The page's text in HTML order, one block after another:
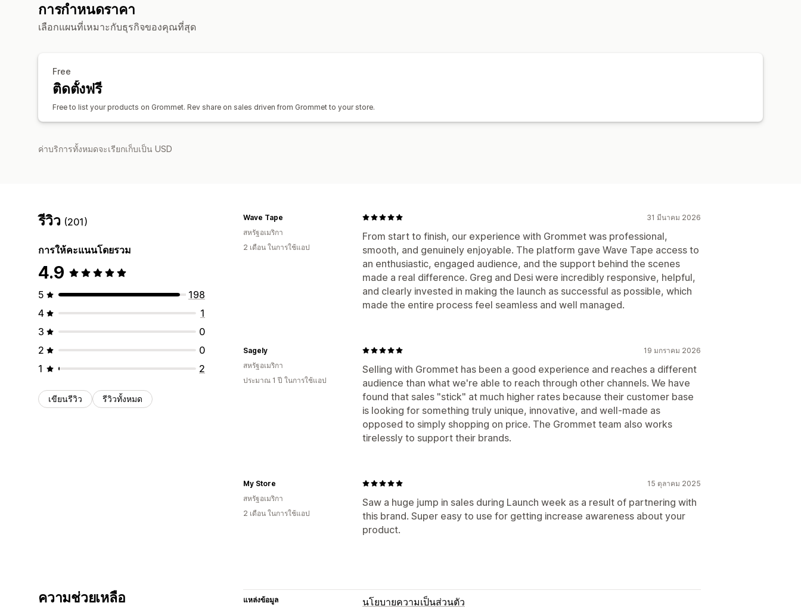
การกำหนดราคา
เลือกแผนที่เหมาะกับธุรกิจของคุณที่สุด
Free
ติดตั้งฟรี
Free to list your products on Grommet. Rev share on sales driven from Grommet to your store.
ค่าบริการทั้งหมดจะเรียกเก็บเป็น USD
รีวิว (201)
การให้คะแนนโดยรวม
4.9
5
198
4
1
3
0
2
0
1
2
เขียนรีวิว รีวิวทั้งหมด
31 มีนาคม 2026
From start to finish, our experience with Grommet was professional,
smooth, and genuinely enjoyable. The platform gave Wave Tape access to
an enthusiastic, engaged audience, and the support behind the scenes
made a real difference. Greg and Desi were incredibly responsive, helpful,
and clearly invested in making the launch as successful as possible, which
made the entire process feel seamless and well managed.
Wave Tape
สหรัฐอเมริกา
2 เดือน ในการใช้แอป
19 มกราคม 2026
Selling with Grommet has been a good experience and reaches a different
audience than what we're able to reach through other channels. We have
found that sales "stick" at much higher rates because their customer base
is looking for something truly unique, innovative, and well-made as
opposed to simply shopping on price. The Grommet team also works
tirelessly to support their brands.
Sagely
สหรัฐอเมริกา
ประมาณ 1 ปี ในการใช้แอป
15 ตุลาคม 2025
Saw a huge jump in sales during Launch week as a result of partnering with
this brand. Super easy to use for getting increase awareness about your
product.
My Store
สหรัฐอเมริกา
2 เดือน ในการใช้แอป
ความช่วยเหลือ แหล่งข้อมูล
นโยบายความเป็นส่วนตัว